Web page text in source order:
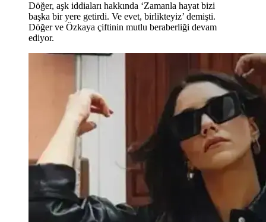
Döğer, aşk iddiaları hakkında ‘Zamanla hayat bizi
başka bir yere getirdi. Ve evet, birlikteyiz’ demişti.
Döğer ve Özkaya çiftinin mutlu beraberliği devam
ediyor.